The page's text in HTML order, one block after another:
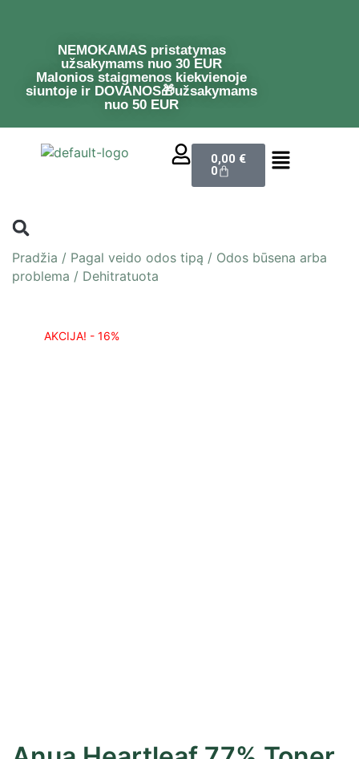
NEMOKAMAS pristatymas
užsakymams nuo 30 EUR
Malonios staigmenos kiekvienoje
siuntoje ir DOVANOS🎁užsakymams
nuo 50 EUR
0,00 €
0
Pradžia / Pagal veido odos tipą / Odos būsena arba
problema / Dehitratuota
AKCIJA! - 16%